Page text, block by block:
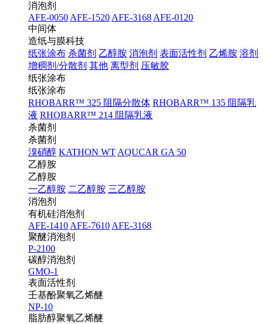
消泡剂
AFE-0050 AFE-1520 AFE-3168 AFE-0120
中间体
造纸与膜科技
纸张涂布 杀菌剂 乙醇胺 消泡剂 表面活性剂 乙烯胺 溶剂
增稠剂/分散剂 其他 离型剂 压敏胶
纸张涂布
纸张涂布
RHOBARR™ 325 阻隔分散体 RHOBARR™ 135 阻隔乳
液 RHOBARR™ 214 阻隔乳液
杀菌剂
杀菌剂
溴硝醇 KATHON WT AQUCAR GA 50
乙醇胺
乙醇胺
一乙醇胺 二乙醇胺 三乙醇胺
消泡剂
有机硅消泡剂
AFE-1410 AFE-7610 AFE-3168
聚醚消泡剂
P-2100
碳醇消泡剂
GMO-1
表面活性剂
壬基酚聚氧乙烯醚
NP-10
脂肪醇聚氧乙烯醚